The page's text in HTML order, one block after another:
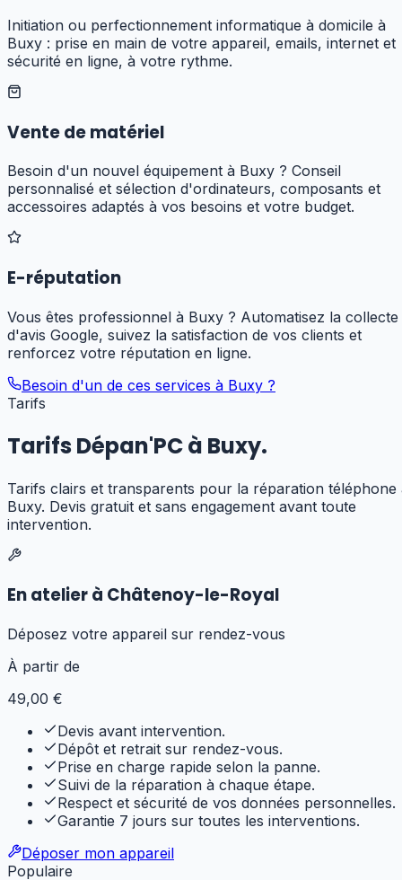
Initiation ou perfectionnement informatique à domicile à
Buxy : prise en main de votre appareil, emails, internet et
sécurité en ligne, à votre rythme.
Vente de matériel
Besoin d'un nouvel équipement à Buxy ? Conseil
personnalisé et sélection d'ordinateurs, composants et
accessoires adaptés à vos besoins et votre budget.
E-réputation
Vous êtes professionnel à Buxy ? Automatisez la collecte
d'avis Google, suivez la satisfaction de vos clients et
renforcez votre réputation en ligne.
Besoin d'un de ces services à Buxy ?
Tarifs
Tarifs Dépan'PC à Buxy.
Tarifs clairs et transparents pour la réparation téléphone
Buxy. Devis gratuit et sans engagement avant toute
intervention.
En atelier à Châtenoy-le-Royal
Déposez votre appareil sur rendez-vous
À partir de
49,00 €
Devis avant intervention.
Dépôt et retrait sur rendez-vous.
Prise en charge rapide selon la panne.
Suivi de la réparation à chaque étape.
Respect et sécurité de vos données personnelles.
Garantie 7 jours sur toutes les interventions.
Déposer mon appareil
Populaire